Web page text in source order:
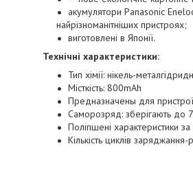
акумулятори Panasonic
найрізноманітніших пристроях;
виготовлені в Японії.
Технічні характеристики:
Тип хімії: нікель-
Місткість: 800mAh
Предназначены для
Саморозряд: зберігають до
Поліпшені характеристики
Кількість циклів